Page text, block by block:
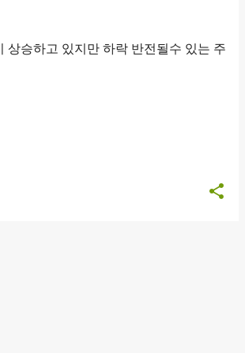
상승하고 있지만 하락 반전될수 있는 주